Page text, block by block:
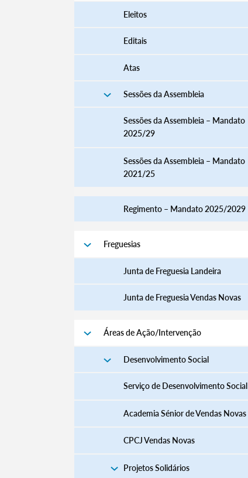
Eleitos
Editais
Atas
Sessões da Assembleia
Sessões da Assembleia – Mandato
2025/29
Sessões da Assembleia – Mandato
2021/25
Regimento – Mandato 2025/2029
Freguesias
Junta de Freguesia Landeira
Junta de Freguesia Vendas Novas
Áreas de Ação/Intervenção
Desenvolvimento Social
Serviço de Desenvolvimento Social
Academia Sénior de Vendas Novas
CPCJ Vendas Novas
Projetos Solidários